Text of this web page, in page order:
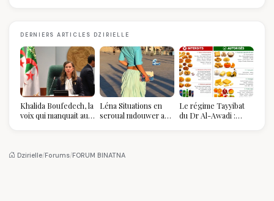
DERNIERS ARTICLES DZIRIELLE
Khalida Boufedech, la
voix qui manquait au
Léna Situations en
seroual mdouwer au
pièce mode de l'été
Le régime Tayyibat
du Dr Al-Awadi :
Dzirielle/Forums/FORUM BINATNA